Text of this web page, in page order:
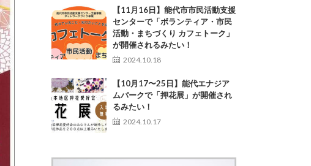
【11月16日】能代市市民活動支援
センターで「ボランティア・市民
活動・まちづくり カフェトーク」
が開催されるみたい！
2024.10.18
【10月17〜25日】能代エナジア
ムパークで「押花展」が開催され
るみたい！
2024.10.17